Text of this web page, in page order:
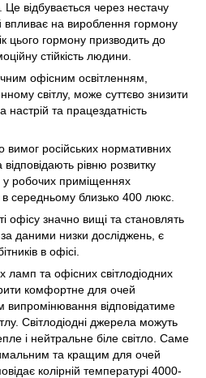
відбувається через нестачу
впливає на вироблення гормону
цього гормону призводить до
стійкість людини.
офісним освітленням,
світлу, може суттєво знизити
та працездатність
вимог російських нормативних
відповідають рівню розвитку
у робочих приміщеннях
в середньому близько 400 люкс.
офісу значно вищі та становлять
даними низки досліджень, є
в офісі.
ламп та офісних світлодіодних
комфортне для очей
випромінювання відповідатиме
Світлодіодні джерела можуть
і нейтральне біле світло. Саме
та кращим для очей
колірній температурі 4000-